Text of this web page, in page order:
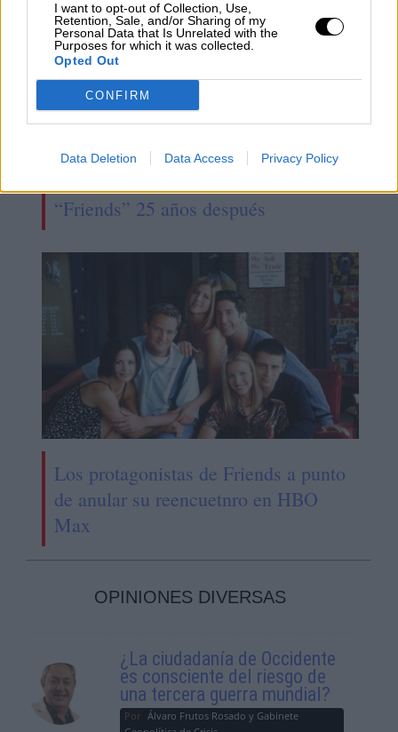
I want to opt-out of Collection, Use,
Retention, Sale, and/or Sharing of my
Personal Data that Is Unrelated with the
Purposes for which it was collected.
Opted Out
CONFIRM
Data Deletion Data Access Privacy Policy
“Friends” 25 años después
Los protagonistas de Friends a punto
de anular su reencuetnro en HBO
Max
OPINIONES DIVERSAS
¿La ciudadanía de Occidente
es consciente del riesgo de
una tercera guerra mundial?
Por Álvaro Frutos Rosado y Gabinete